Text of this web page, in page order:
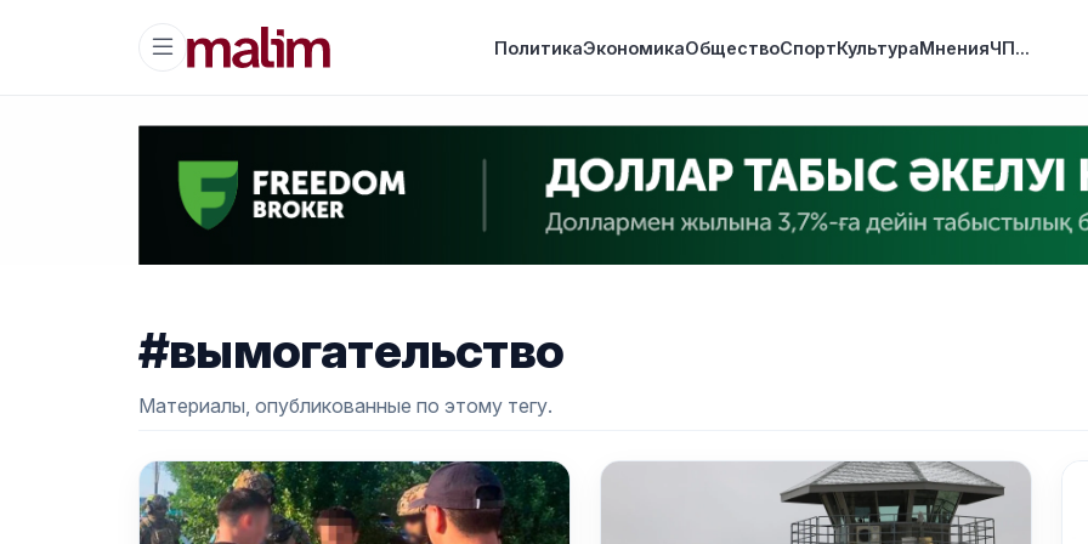
ПолитикаЭкономикаОбществоСпортКультураМненияЧП...
#вымогательство
Материалы, опубликованные по этому тегу.